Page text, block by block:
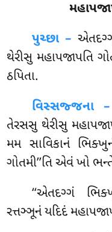
પુચ્છા –
થેરીસુ મહાપજાપતિ
ઠપિતા.
વિસ્સજ્જના –
તેરસસુ થેરીસુ
મમ સાવિકાનં
ગોતમી’’તિ એવં ખો
‘‘એતદગ્ગં
રત્તઞ્ઞૂનં યદિદં